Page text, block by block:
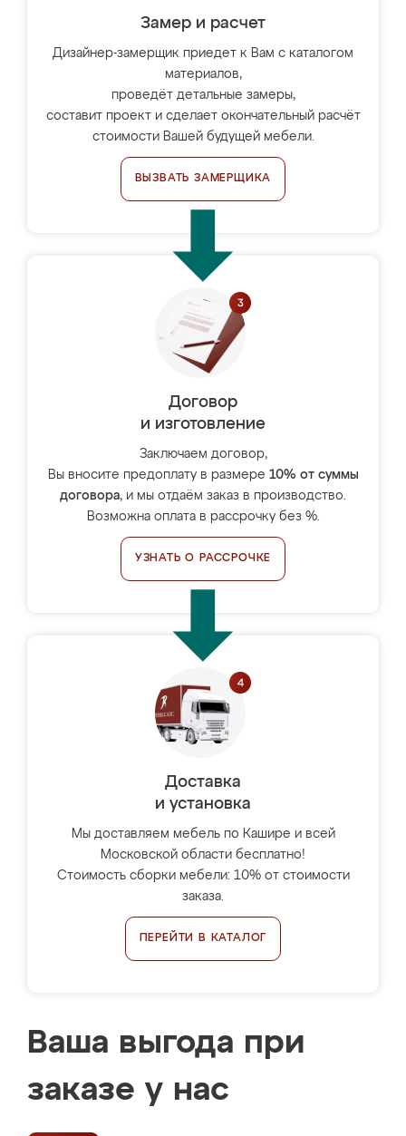
Замер и расчет
Дизайнер-замерщик приедет к Вам с каталогом
материалов,
проведёт детальные замеры,
составит проект и сделает окончательный расчёт
стоимости Вашей будущей мебели.
ВЫЗВАТЬ ЗАМЕРЩИКА
Договор
и изготовление
Заключаем договор,
Вы вносите предоплату в размере 10% от суммы
договора, и мы отдаём заказ в производство.
Возможна оплата в рассрочку без %.
УЗНАТЬ О РАССРОЧКЕ
Доставка
и установка
Мы доставляем мебель по Кашире и всей
Московской области бесплатно!
Стоимость сборки мебели: 10% от стоимости
заказа.
ПЕРЕЙТИ В КАТАЛОГ
Ваша выгода при
заказе у нас